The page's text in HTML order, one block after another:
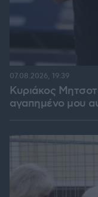
Κυριάκος
αγαπημένο μου
07.08.2026, 19:39